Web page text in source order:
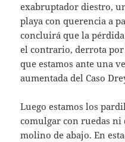
exabruptador diestro,
playa con querencia a
concluirá que la
el contrario, derrota
que estamos ante una
aumentada del Caso
Luego estamos los
comulgar con ruedas
molino de abajo. En